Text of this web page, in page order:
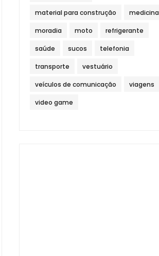
material para construção medicina
moradia moto refrigerante
saúde sucos telefonia
transporte vestuário
veículos de comunicação viagens
video game